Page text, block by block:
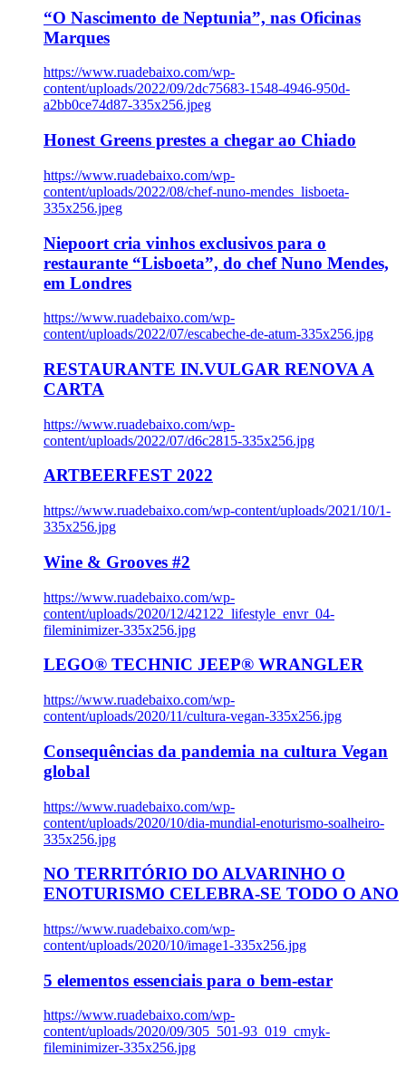
“O Nascimento de Neptunia”, nas Oficinas
Marques
https://www.ruadebaixo.com/wp-
content/uploads/2022/09/2dc75683-1548-4946-950d-
a2bb0ce74d87-335x256.jpeg
Honest Greens prestes a chegar ao Chiado
https://www.ruadebaixo.com/wp-
content/uploads/2022/08/chef-nuno-mendes_lisboeta-
335x256.jpeg
Niepoort cria vinhos exclusivos para o
restaurante “Lisboeta”, do chef Nuno Mendes,
em Londres
https://www.ruadebaixo.com/wp-
content/uploads/2022/07/escabeche-de-atum-335x256.jpg
RESTAURANTE IN.VULGAR RENOVA A
CARTA
https://www.ruadebaixo.com/wp-
content/uploads/2022/07/d6c2815-335x256.jpg
ARTBEERFEST 2022
https://www.ruadebaixo.com/wp-content/uploads/2021/10/1-
335x256.jpg
Wine & Grooves #2
https://www.ruadebaixo.com/wp-
content/uploads/2020/12/42122_lifestyle_envr_04-
fileminimizer-335x256.jpg
LEGO® TECHNIC JEEP® WRANGLER
https://www.ruadebaixo.com/wp-
content/uploads/2020/11/cultura-vegan-335x256.jpg
Consequências da pandemia na cultura Vegan
global
https://www.ruadebaixo.com/wp-
content/uploads/2020/10/dia-mundial-enoturismo-soalheiro-
335x256.jpg
NO TERRITÓRIO DO ALVARINHO O
ENOTURISMO CELEBRA-SE TODO O ANO
https://www.ruadebaixo.com/wp-
content/uploads/2020/10/image1-335x256.jpg
5 elementos essenciais para o bem-estar
https://www.ruadebaixo.com/wp-
content/uploads/2020/09/305_501-93_019_cmyk-
fileminimizer-335x256.jpg